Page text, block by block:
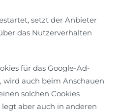
setzt der Anbieter
das Nutzerverhalten
für das Google-Ad-
auch beim Anschauen
solchen Cookies
aber auch in anderen